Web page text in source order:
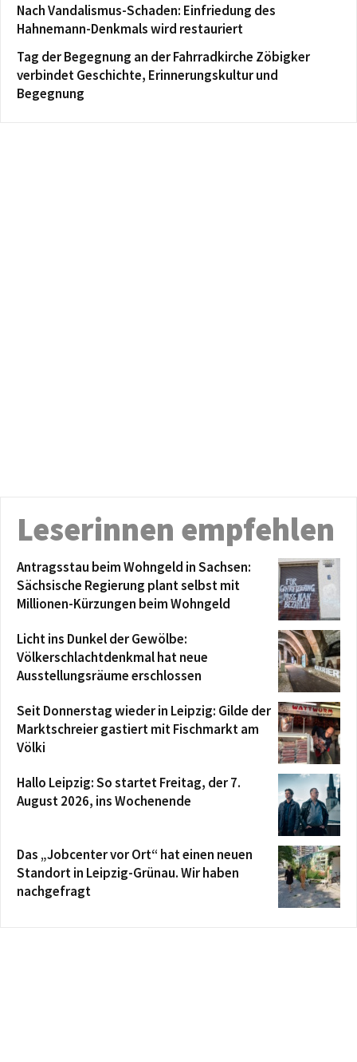
Nach Vandalismus-Schaden: Einfriedung des
Hahnemann-Denkmals wird restauriert
Tag der Begegnung an der Fahrradkirche Zöbigker
verbindet Geschichte, Erinnerungskultur und
Begegnung
Leserinnen empfehlen
Antragsstau beim Wohngeld in Sachsen:
Sächsische Regierung plant selbst mit
Millionen-Kürzungen beim Wohngeld
Licht ins Dunkel der Gewölbe:
Völkerschlachtdenkmal hat neue
Ausstellungsräume erschlossen
Seit Donnerstag wieder in Leipzig: Gilde der
Marktschreier gastiert mit Fischmarkt am
Völki
Hallo Leipzig: So startet Freitag, der 7.
August 2026, ins Wochenende
Das „Jobcenter vor Ort“ hat einen neuen
Standort in Leipzig-Grünau. Wir haben
nachgefragt